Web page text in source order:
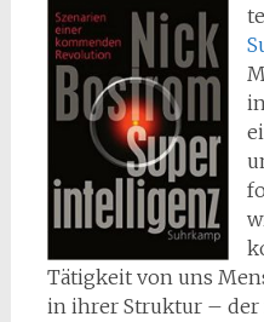
Tätigkeit von uns
in ihrer Struktur –